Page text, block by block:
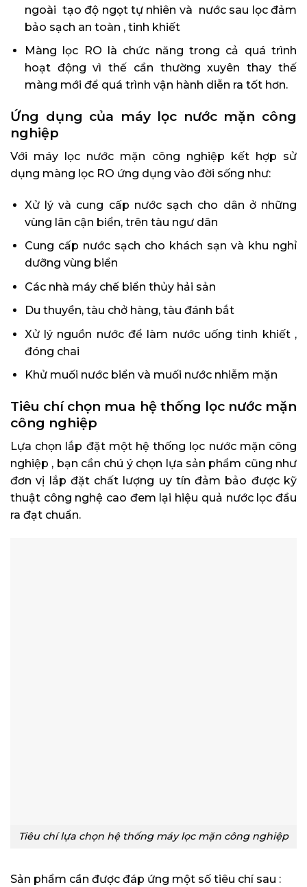
ngoài tạo độ ngọt tự nhiên và nước sau lọc đảm
bảo sạch an toàn , tinh khiết
Màng lọc RO là chức năng trong cả quá trình
hoạt động vì thế cần thường xuyên thay thế
màng mới để quá trình vận hành diễn ra tốt hơn.
Ứng dụng của máy lọc nước mặn công
nghiệp
Với máy lọc nước mặn công nghiệp kết hợp sử
dụng màng lọc RO ứng dụng vào đời sống như:
Xử lý và cung cấp nước sạch cho dân ở những
vùng lân cận biển, trên tàu ngư dân
Cung cấp nước sạch cho khách sạn và khu nghỉ
dưỡng vùng biển
Các nhà máy chế biển thủy hải sản
Du thuyền, tàu chở hàng, tàu đánh bắt
Xử lý nguồn nước để làm nước uống tinh khiết ,
đóng chai
Khử muối nước biển và muối nước nhiễm mặn
Tiêu chí chọn mua hệ thống lọc nước mặn
công nghiệp
Lựa chọn lắp đặt một hệ thống lọc nước mặn công
nghiệp , bạn cần chú ý chọn lựa sản phẩm cũng như
đơn vị lắp đặt chất lượng uy tín đảm bảo được kỹ
thuật công nghệ cao đem lại hiệu quả nước lọc đầu
ra đạt chuẩn.
Tiêu chí lựa chọn hệ thống máy lọc mặn công nghiệp
Sản phẩm cần được đáp ứng một số tiêu chí sau :